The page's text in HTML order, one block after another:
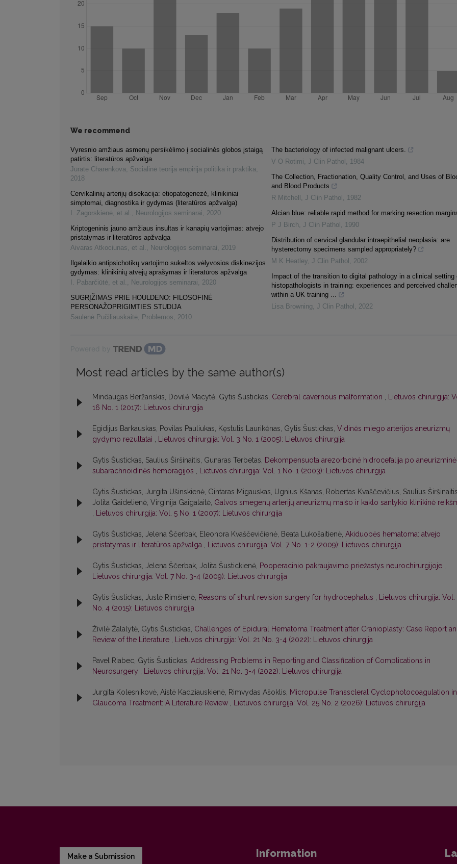
We recommend
Vyresnio amžiaus asmenų persikėlimo į socialinės globos įstaigą
patirtis: literatūros apžvalga
Jūratė Charenkova, Socialinė teorija empirija politika ir praktika,
2018
Cervikalinių arterijų disekacija: etiopatogenezė, klinikiniai
simptomai, diagnostika ir gydymas (literatūros apžvalga)
I. Zagorskienė, et al. , Neurologijos seminarai, 2020
Kriptogeninis jauno amžiaus insultas ir kanapių vartojimas: atvejo
pristatymas ir literatūros apžvalga
Aivaras Atkociunas, et al. , Neurologijos seminarai, 2019
Ilgalaikio antipsichotikų vartojimo sukeltos vėlyvosios diskinezijos
gydymas: klinikinių atvejų aprašymas ir literatūros apžvalga
I. Pabarčiūtė, et al. , Neurologijos seminarai, 2020
SUGRĮŽIMAS PRIE HOULDENO: FILOSOFINĖ
PERSONAŽOPRIGIMTIES STUDIJA
Saulenė Pučiliauskaitė, Problemos, 2010
The bacteriology of infected malignant ulcers.
V O Rotimi, J Clin Pathol , 1984
The Collection, Fractionation, Quality Control, and Uses of
and Blood Products
R Mitchell , J Clin Pathol , 1982
Alcian blue: reliable rapid method for marking resection
P J Birch, J Clin Pathol , 1990
Distribution of cervical glandular intraepithelial neoplasia: are
hysterectomy specimens sampled appropriately?
M K Heatley, J Clin Pathol , 2002
Impact of the transition to digital pathology in a clinical setting
histopathologists in training: experiences and perceived
within a UK training ...
Lisa Browning, J Clin Pathol , 2022
Most read articles by the same author(s)
Mindaugas Beržanskis, Dovilė Macytė, Gytis Šustickas, Cerebral cavernous malformation , Lietuvos chirurgija:
16 No. 1 (2017): Lietuvos chirurgija
Egidijus Barkauskas, Povilas Pauliukas, Kęstutis Laurikėnas, Gytis Šustickas, Vidinės miego arterijos aneurizmų
gydymo rezultatai , Lietuvos chirurgija: Vol. 3 No. 1 (2005): Lietuvos chirurgija
Gytis Šustickas, Saulius Širšinaitis, Gunaras Terbetas, Dekompensuota arezorbcinė hidrocefalija po
subarachnoidinės hemoragijos , Lietuvos chirurgija: Vol. 1 No. 1 (2003): Lietuvos chirurgija
Gytis Šustickas, Jurgita Ušinskienė, Gintaras Migauskas, Ugnius Kšanas, Robertas Kvaščevičius, Saulius
Jolita Gaidelienė, Virginija Gaigalaitė, Galvos smegenų arterijų aneurizmų maišo ir kaklo santykio klinikinė
, Lietuvos chirurgija: Vol. 5 No. 1 (2007): Lietuvos chirurgija
Gytis Šustickas, Jelena Ščerbak, Eleonora Kvaščevičienė, Beata Lukošaitienė, Akiduobės hematoma: atvejo
pristatymas ir literatūros apžvalga , Lietuvos chirurgija: Vol. 7 No. 1-2 (2009): Lietuvos chirurgija
Gytis Šustickas, Jelena Ščerbak, Jolita Šustickienė, Pooperacinio pakraujavimo priežastys neurochirurgijoje ,
Lietuvos chirurgija: Vol. 7 No. 3-4 (2009): Lietuvos chirurgija
Gytis Šustickas, Justė Rimšienė, Reasons of shunt revision surgery for hydrocephalus , Lietuvos chirurgija: Vol.
No. 4 (2015): Lietuvos chirurgija
Živilė Žalalytė, Gytis Šustickas, Challenges of Epidural Hematoma Treatment after Cranioplasty: Case Report
Review of the Literature , Lietuvos chirurgija: Vol. 21 No. 3-4 (2022): Lietuvos chirurgija
Pavel Riabec, Gytis Šustickas, Addressing Problems in Reporting and Classification of Complications in
Neurosurgery , Lietuvos chirurgija: Vol. 21 No. 3-4 (2022): Lietuvos chirurgija
Jurgita Kolesnikovė, Aistė Kadziauskienė, Rimvydas Ašoklis, Micropulse Transscleral Cyclophotocoagulation in
Glaucoma Treatment: A Literature Review , Lietuvos chirurgija: Vol. 25 No. 2 (2026): Lietuvos chirurgija
Make a Submission Information